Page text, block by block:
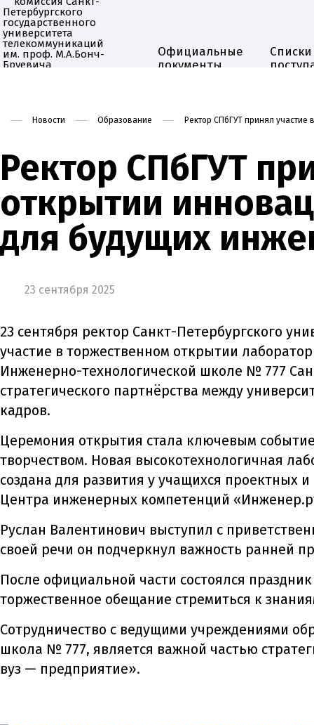
Официальные
документы
Списки
Новости Образование Ректор СПбГУТ принял
Ректор СПбГУТ
открытии
для будущих
23 сентября 2025
23 сентября ректор Санкт-Петербургского
участие в торжественном открытии
Инженерно-технологической школе № 777
стратегического партнёрства между
кадров.
Церемония открытия стала ключевым
творчеством. Новая высокотехнологичная
создана для развития у учащихся проектных
Центра инженерных компетенций
Руслан Валентинович выступил с
своей речи он подчеркнул важность ранней
После официальной части состоялся
торжественное обещание стремиться к
Сотрудничество с ведущими учреждениями
школа № 777, является важной частью
вуз — предприятие».